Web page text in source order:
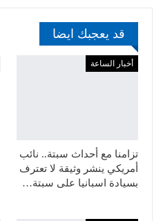
قد يعجبك ايضا
أخبار الساعة
تزامنا مع أحداث سبتة.. نائب
أمريكي ينشر وثيقة لا تعترف
بسيادة اسبانيا على سبتة…